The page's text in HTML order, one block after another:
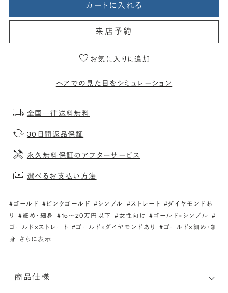
カートに入れる
来店予約
お気に入りに追加
ペアでの見た目をシミュレーション
全国一律送料無料
30日間返品保証
永久無料保証のアフターサービス
選べるお支払い方法
#ゴールド #ピンクゴールド #シンプル #ストレート #ダイヤモンドあ
り
#細め・細身 #15〜20万円以下 #女性向け #ゴールド×シンプル #
ゴールド×ストレート #ゴールド×ダイヤモンドあり
#ゴールド×細め・細
身
さらに表示
商品仕様